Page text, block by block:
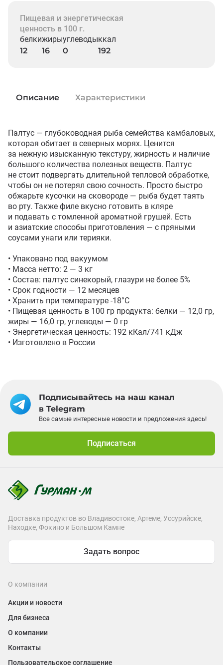
Пищевая и энергетическая
ценность в 100 г.
белки
12
жиры
16
углеводы
0
ккал
192
Описание Характеристики
Палтус — глубоководная рыба семейства камбаловых,
которая обитает в северных морях. Ценится
за нежную изысканную текстуру, жирность и наличие
большого количества полезных веществ. Палтус
не стоит подвергать длительной тепловой обработке,
чтобы он не потерял свою сочность. Просто быстро
обжарьте кусочки на сковороде — рыба будет таять
во рту. Также филе вкусно готовить в кляре
и подавать с томленной ароматной грушей. Есть
и азиатские способы приготовления — с пряными
соусами унаги или терияки.
• Упаковано под вакуумом
• Масса нетто: 2 — 3 кг
• Состав: палтус синекорый, глазури не более 5%
• Срок годности — 12 месяцев
• Хранить при температуре -18°С
• Пищевая ценность в 100 гр продукта: белки — 12,0 гр,
жиры — 16,0 гр, углеводы — 0 гр
• Энергетическая ценность: 192 кКал/741 кДж
• Изготовлено в России
Подписывайтесь на наш канал
в Telegram
Все самые интересные новости и предложения здесь!
Подписаться
О компании
Акции и новости
Для бизнеса
О компании
Контакты
Пользовательское соглашение
Доставка продуктов во Владивостоке, Артеме, Уссурийске,
Находке, Фокино и Большом Камне
Задать вопрос